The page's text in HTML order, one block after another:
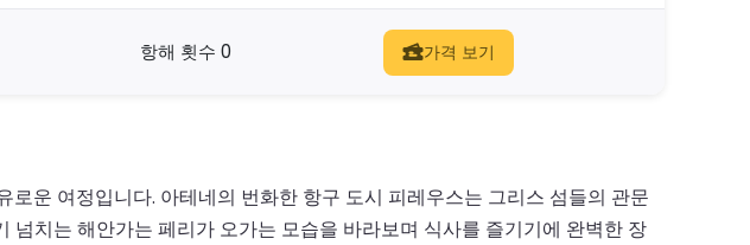
항해 횟수 0 가격 보기
운 여정입니다. 아테네의 번화한 항구 도시 피레우스는 그리스 섬들의 관문
치는 해안가는 페리가 오가는 모습을 바라보며 식사를 즐기기에 완벽한 장